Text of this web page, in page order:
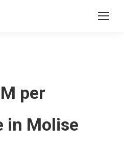
per
in Molise